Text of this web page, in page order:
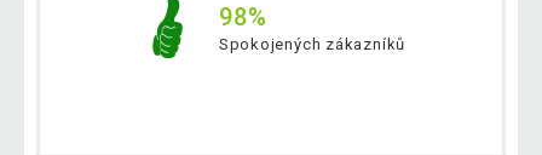
98%
Spokojených zákazníků